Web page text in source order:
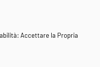
Accettare la Propria